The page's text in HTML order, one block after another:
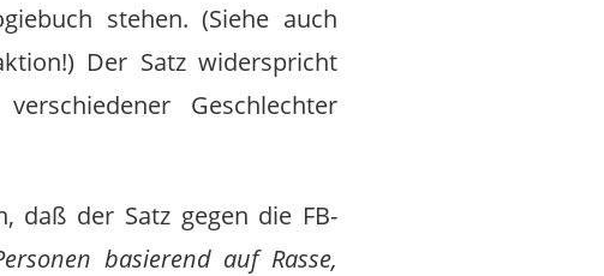
stehen. (Siehe auch
Der Satz widerspricht
Geschlechter
daß der Satz gegen die FB-
basierend auf Rasse,